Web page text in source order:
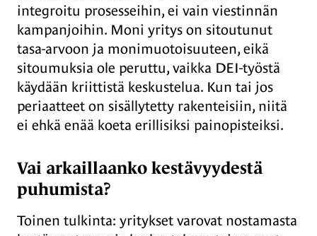
integroitu prosesseihin, ei vain viestinnän
kampanjoihin. Moni yritys on sitoutunut
tasa-arvoon ja monimuotoisuuteen, eikä
sitoumuksia ole peruttu, vaikka DEI-työstä
käydään kriittistä keskustelua. Kun tai jos
periaatteet on sisällytetty rakenteisiin, niitä
ei ehkä enää koeta erillisiksi painopisteiksi.
Vai arkaillaanko kestävyydestä
puhumista?
Toinen tulkinta: yritykset varovat nostamasta